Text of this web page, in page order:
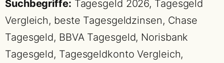
Suchbegriffe: Tagesgeld 2026, Tagesgeld
Vergleich, beste Tagesgeldzinsen, Chase
Tagesgeld, BBVA Tagesgeld, Norisbank
Tagesgeld, Tagesgeldkonto Vergleich,